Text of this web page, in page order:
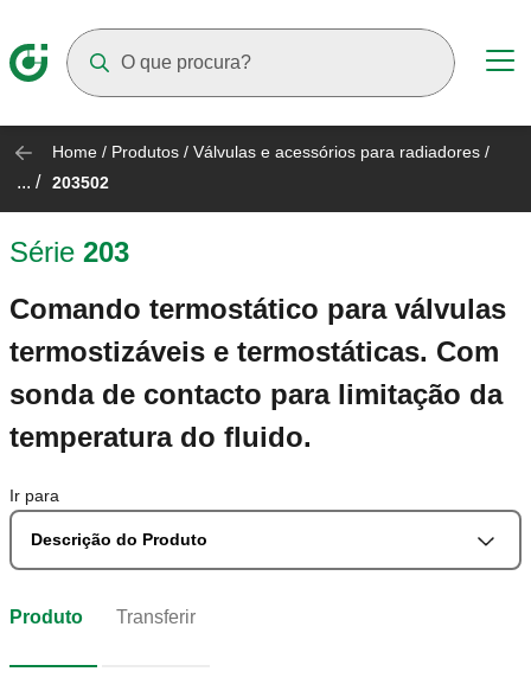
Home / Produtos / Válvulas e acessórios para radiadores /
... / 203502
Série 203
Comando termostático para válvulas
termostizáveis e termostáticas. Com
sonda de contacto para limitação da
temperatura do fluido.
Ir para
Descrição do Produto
Produto Transferir